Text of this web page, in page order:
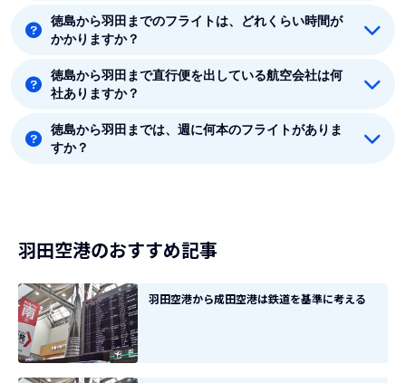
徳島から羽田までの最安値はJAL(日本航空)の11150円で
す。
徳島から羽田までのフライトは、どれくらい時間が
かかりますか？
徳島から羽田まで平均フライト時間は約1時間15分で
す。
徳島から羽田まで直行便を出している航空会社は何
社ありますか？
徳島から羽田まで直行便を出している航空会社は2社あ
ります。
徳島から羽田までは、週に何本のフライトがありま
すか？
羽田空港のおすすめ記事
羽田空港から成田空港は鉄道を基準に考える